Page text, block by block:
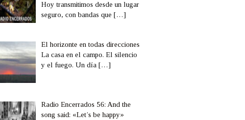
Hoy transmitimos desde un lugar
seguro, con bandas que[…]
El horizonte en todas direcciones
La casa en el campo. El silencio
y el fuego. Un día[…]
Radio Encerrados 56: And the
song said: «Let’s be happy»